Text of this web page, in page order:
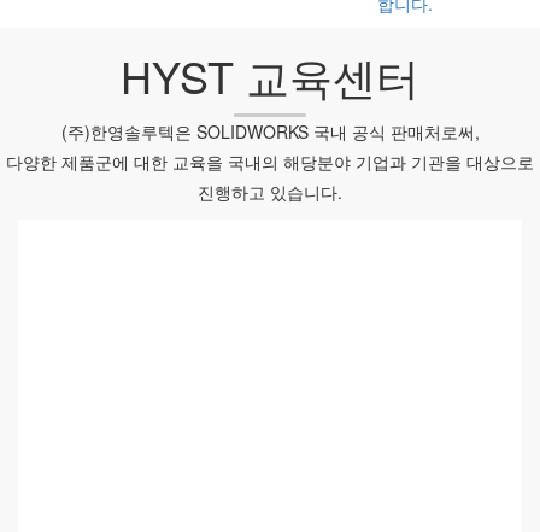
HYST 교육센터
(주)한영솔루텍은 SOLIDWORKS 국내 공식 판매처로써,
다양한 제품군에 대한 교육을 국내의 해당분야 기업과 기관을 대상으로
진행하고 있습니다.